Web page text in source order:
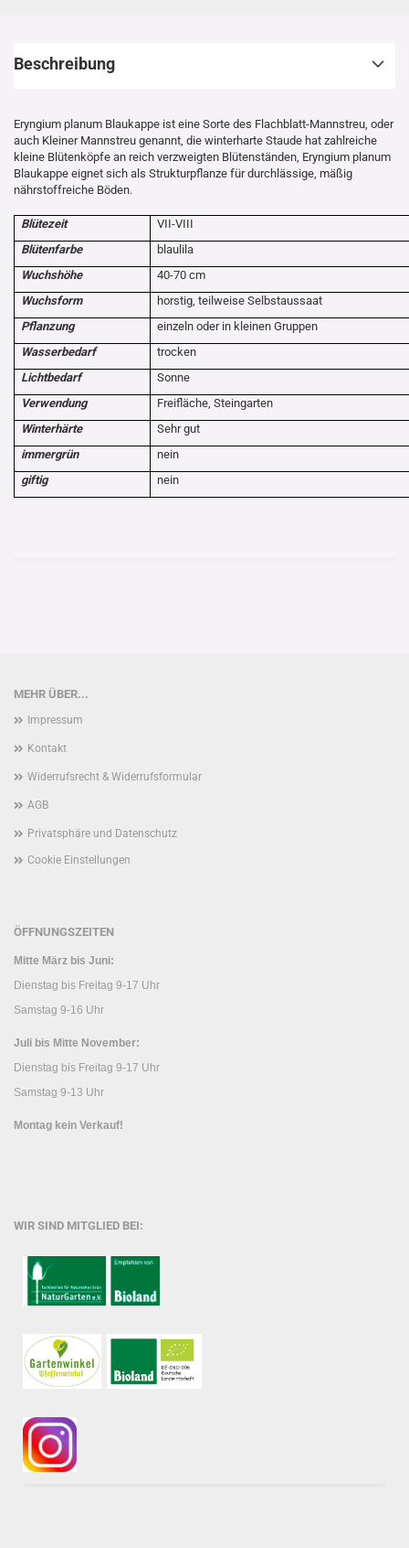
Beschreibung
Eryngium planum Blaukappe ist eine Sorte des Flachblatt-Mannstreu, oder
auch Kleiner Mannstreu genannt, die winterharte Staude hat zahlreiche
kleine Blütenköpfe an reich verzweigten Blütenständen, Eryngium planum
Blaukappe eignet sich als Strukturpflanze für durchlässige, mäßig
nährstoffreiche Böden.
Blütezeit
VII-VIII
Blütenfarbe
blaulila
Wuchshöhe
40-70 cm
Wuchsform
horstig, teilweise Selbstaussaat
Pflanzung
einzeln oder in kleinen Gruppen
Wasserbedarf
trocken
Lichtbedarf
Sonne
Verwendung
Freifläche, Steingarten
Winterhärte
Sehr gut
immergrün
nein
giftig
nein
MEHR ÜBER...
Impressum
Kontakt
Widerrufsrecht & Widerrufsformular
AGB
Privatsphäre und Datenschutz
Cookie Einstellungen
ÖFFNUNGSZEITEN
Mitte März bis Juni:
Dienstag bis Freitag 9-17 Uhr
Samstag 9-16 Uhr
Juli bis Mitte November:
Dienstag bis Freitag 9-17 Uhr
Samstag 9-13 Uhr
Montag kein Verkauf!
WIR SIND MITGLIED BEI: